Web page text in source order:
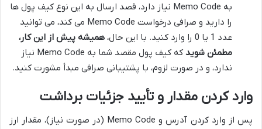
به Memo Code نیاز دارد، قصد ارسال به این نوع کیف پول ها
را دارید و صرافی درخواست Memo Code می کند، می توانید
عدد 1 یا 0 را وارد کنید. با این حال،
همیشه پیش از این کار،
مطمئن شوید
که کیف پول مقصد شما به Memo Code نیاز
ندارد، و در صورت لزوم، با پشتیبانی صرافی مبدأ مشورت کنید.
وارد کردن مقدار و تأیید جزئیات برداشت
پس از وارد کردن آدرس و Memo Code (در صورت نیاز)، مقدار ارز